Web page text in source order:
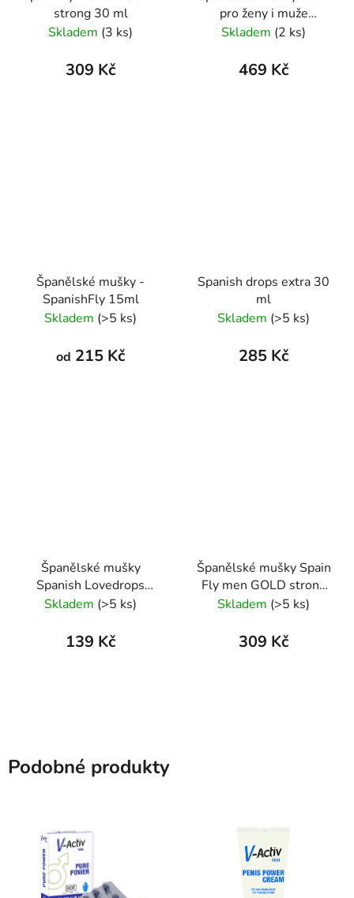
strong 30 ml
Skladem (3 ks)
309 Kč
pro ženy i muže
Spanische Liebescreme
Skladem (2 ks)
469 Kč
Španělské mušky -
SpanishFly 15ml
Skladem (>5 ks)
od 215 Kč
Spanish drops extra 30
ml
Skladem (>5 ks)
285 Kč
Španělské mušky
Spanish Lovedrops
Lavetra 15ml
Skladem (>5 ks)
139 Kč
Španělské mušky Spain
Fly men GOLD strong
30 ml
Skladem (>5 ks)
309 Kč
Podobné produkty